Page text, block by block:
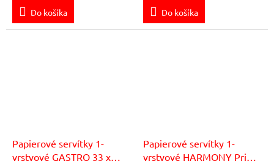
Do košíka Do košíka
Papierové servítky 1-
vrstvové GASTRO 33 x
Papierové servítky 1-
vrstvové HARMONY Prima